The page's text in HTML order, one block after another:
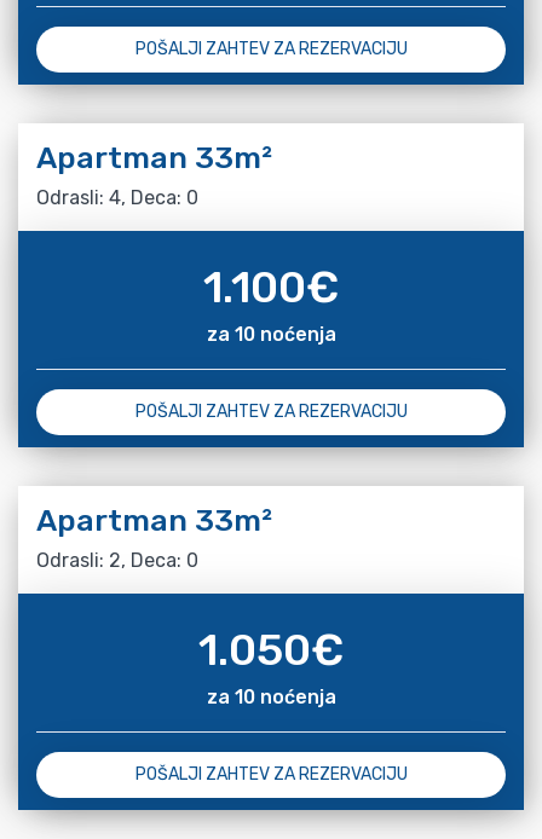
POŠALJI ZAHTEV ZA REZERVACIJU
Apartman 33m²
Odrasli: 4, Deca: 0
1.100€
za 10 noćenja
POŠALJI ZAHTEV ZA REZERVACIJU
Apartman 33m²
Odrasli: 2, Deca: 0
1.050€
za 10 noćenja
POŠALJI ZAHTEV ZA REZERVACIJU